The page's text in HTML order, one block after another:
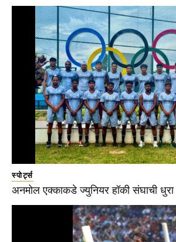
स्पोर्ट्स
अनमोल एक्काकडे ज्युनियर हॉकी संघाची धुरा